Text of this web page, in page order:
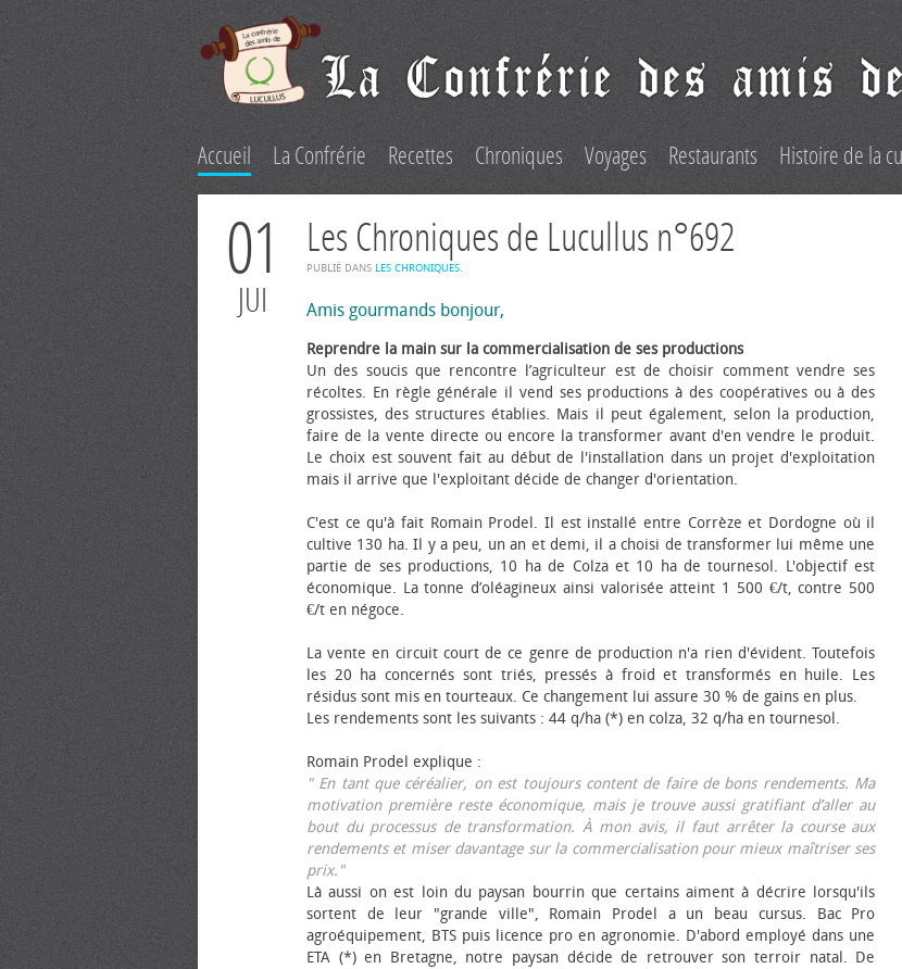
Accueil La Confrérie Recettes Chroniques Voyages Restaurants Histoire de la
01
JUI
Les Chroniques de Lucullus n°692
PUBLIÉ DANS LES CHRONIQUES.
Amis gourmands bonjour,
Reprendre la main sur la commercialisation de ses productions
Un des soucis que rencontre l’agriculteur est de choisir comment vendre ses
récoltes. En règle générale il vend ses productions à des coopératives ou à des
grossistes, des structures établies. Mais il peut également, selon la production,
faire de la vente directe ou encore la transformer avant d'en vendre le produit.
Le choix est souvent fait au début de l'installation dans un projet d'exploitation
mais il arrive que l'exploitant décide de changer d'orientation.
C'est ce qu'à fait Romain Prodel. Il est installé entre Corrèze et Dordogne où il
cultive 130 ha. Il y a peu, un an et demi, il a choisi de transformer lui même une
partie de ses productions, 10 ha de Colza et 10 ha de tournesol. L'objectif est
économique. La tonne d’oléagineux ainsi valorisée atteint 1 500 €/t, contre 500
€/t en négoce.
La vente en circuit court de ce genre de production n'a rien d'évident. Toutefois
les 20 ha concernés sont triés, pressés à froid et transformés en huile. Les
résidus sont mis en tourteaux. Ce changement lui assure 30 % de gains en plus.
Les rendements sont les suivants : 44 q/ha (*) en colza, 32 q/ha en tournesol.
Romain Prodel explique :
" En tant que céréalier, on est toujours content de faire de bons rendements. Ma
motivation première reste économique, mais je trouve aussi gratifiant d’aller au
bout du processus de transformation. À mon avis, il faut arrêter la course aux
rendements et miser davantage sur la commercialisation pour mieux maîtriser ses
prix."
Là aussi on est loin du paysan bourrin que certains aiment à décrire lorsqu'ils
sortent de leur "grande ville", Romain Prodel a un beau cursus. Bac Pro
agroéquipement, BTS puis licence pro en agronomie. D'abord employé dans une
ETA (*) en Bretagne, notre paysan décide de retrouver son terroir natal. De